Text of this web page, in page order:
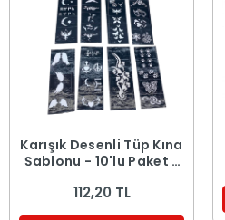
Karışık Desenli Tüp Kına
Şablonu - 10'lu Paket -
112,20 TL